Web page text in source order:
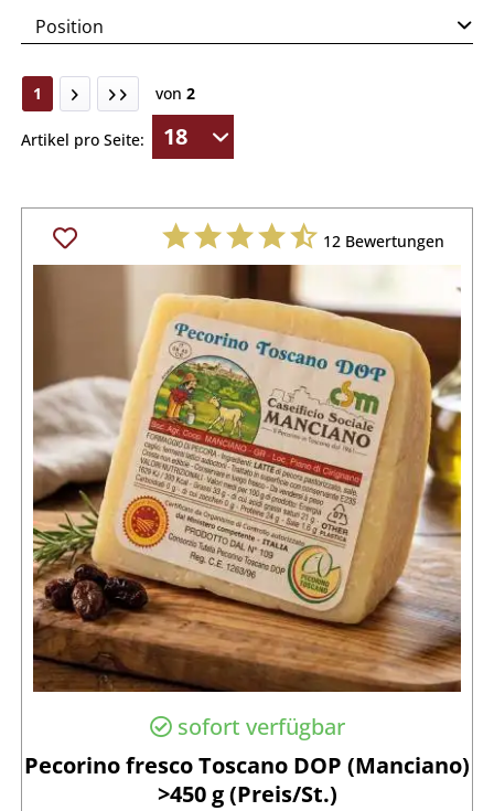
Südtirol
Toskana
Veneto
Norditalien
1 von2
Artikel pro Seite:
12 Bewertungen
sofort verfügbar
Pecorino fresco Toscano DOP (Manciano)
>450 g (Preis/St.)